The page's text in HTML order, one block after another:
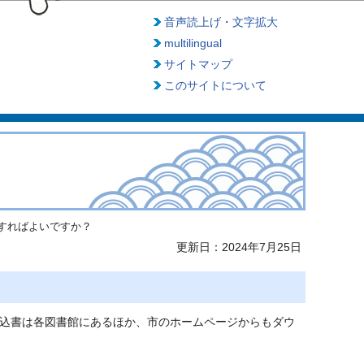
音声読上げ・文字拡大
multilingual
サイトマップ
このサイトについて
ればよいですか？
更新日：2024年7月25日
書は各図書館にあるほか、市のホームページからもダウ